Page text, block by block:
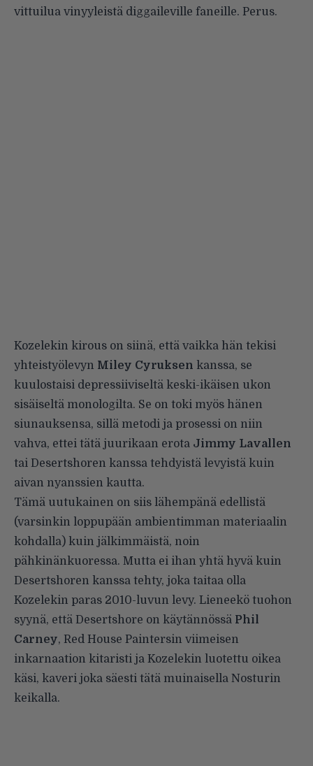
vittuilua vinyyleistä diggaileville faneille. Perus.
Kozelekin kirous on siinä, että vaikka hän tekisi
yhteistyölevyn Miley Cyruksen kanssa, se
kuulostaisi depressiiviseltä keski-ikäisen ukon
sisäiseltä monologilta. Se on toki myös hänen
siunauksensa, sillä metodi ja prosessi on niin
vahva, ettei tätä juurikaan erota Jimmy Lavallen
tai Desertshoren kanssa tehdyistä levyistä kuin
aivan nyanssien kautta.
Tämä uutukainen on siis lähempänä edellistä
(varsinkin loppupään ambientimman materiaalin
kohdalla) kuin jälkimmäistä, noin
pähkinänkuoressa. Mutta ei ihan yhtä hyvä kuin
Desertshoren kanssa tehty, joka taitaa olla
Kozelekin paras 2010-luvun levy. Lieneekö tuohon
syynä, että Desertshore on käytännössä Phil
Carney, Red House Paintersin viimeisen
inkarnaation kitaristi ja Kozelekin luotettu oikea
käsi, kaveri joka säesti tätä muinaisella Nosturin
keikalla.